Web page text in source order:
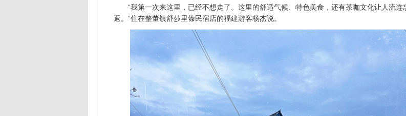
“我第一次来这里，已经不想走了。这里的舒适气候、特色美食，还有茶咖文化让人流连
返。”住在整董镇舒莎里傣民宿店的福建游客杨杰说。